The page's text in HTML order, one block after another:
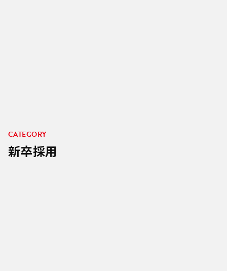
CATEGORY
新卒採用